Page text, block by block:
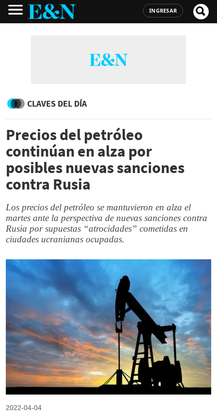
INGRESAR
CLAVES DEL DÍA
Precios del petróleo
continúan en alza por
posibles nuevas sanciones
contra Rusia
Los precios del petróleo se mantuvieron en alza el
martes ante la perspectiva de nuevas sanciones contra
Rusia por supuestas “atrocidades” cometidas en
ciudades ucranianas ocupadas.
2022-04-04